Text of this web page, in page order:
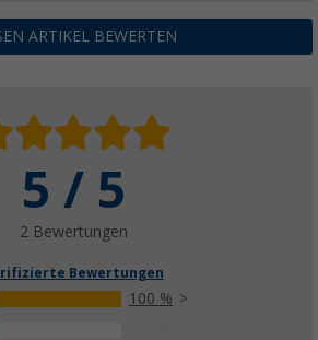
ARTIKEL BEWERTEN
5 / 5
2 Bewertungen
Bewertungen
100 %